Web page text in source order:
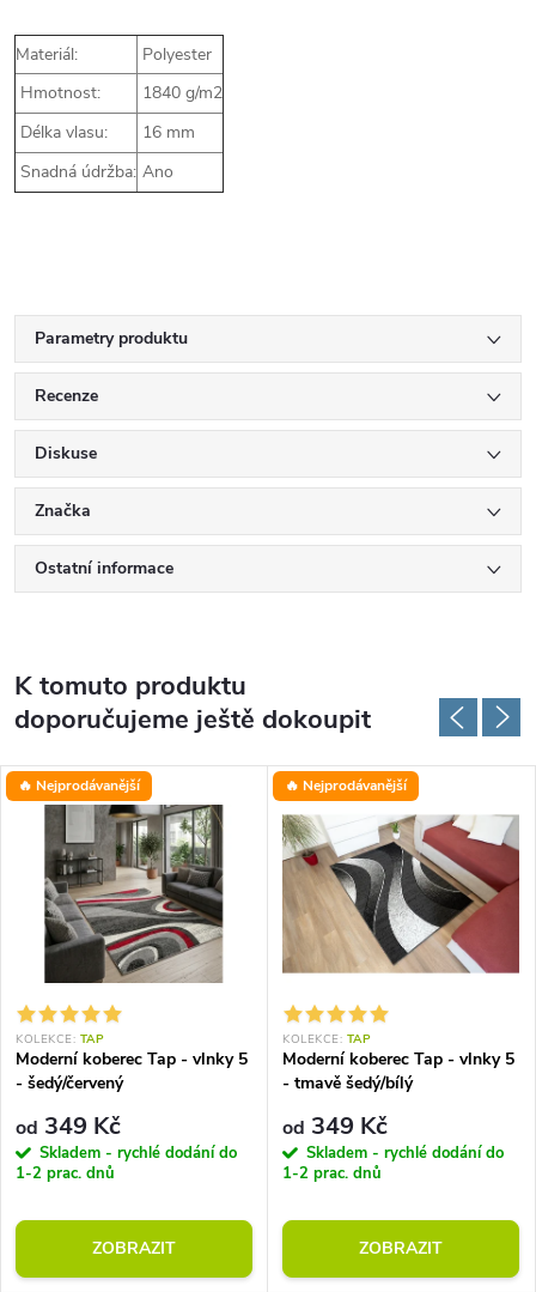
Materiál:
Polyester
Hmotnost:
1840 g/m2
Délka vlasu:
16 mm
Snadná údržba: Ano
Parametry produktu
Recenze
Diskuse
Značka
Ostatní informace
K tomuto produktu
doporučujeme ještě dokoupit
🔥 Nejprodávanější
KOLEKCE: TAP
Moderní koberec Tap - vlnky 5
- šedý/červený
od 349 Kč
Skladem - rychlé dodání do
1-2 prac. dnů
ZOBRAZIT
🔥 Nejprodávanější
KOLEKCE: TAP
Moderní koberec Tap - vlnky 5
- tmavě šedý/bílý
od 349 Kč
Skladem - rychlé dodání do
1-2 prac. dnů
ZOBRAZIT